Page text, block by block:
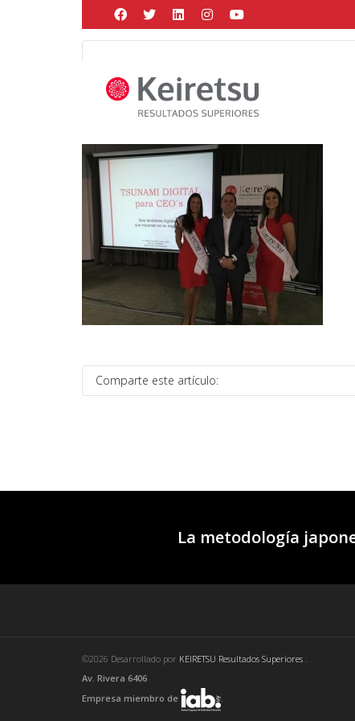
Help me Dante! I'm looking for new
Posted by Martín Gonzalezonabril 2, 2018
Comparte este artículo:
La metodología
©2026 Desarrollado por KEIRETSU Resultados Superiores .
Av. Rivera 6406
Empresa miembro de
.